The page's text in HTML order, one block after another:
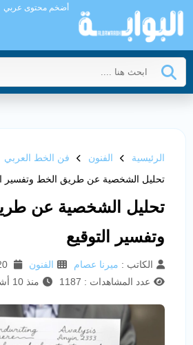
أضخم محتوى عربي
الرئيسية الفنون
فن الخط العربي
تحليل الشخصية عن طريق الخط وتفسير
تحليل الشخصية عن
وتفسير التوقيع
الكاتب : ميرنا عصام الفنون
عدد المشاهدات : 1187
منذ 10 أشهر